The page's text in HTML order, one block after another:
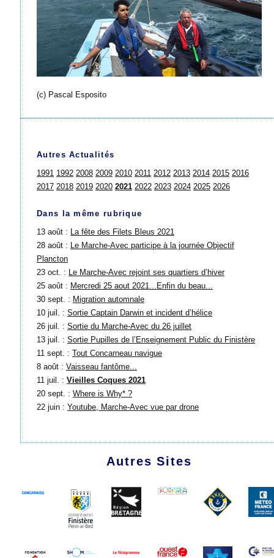
(c) Pascal Esposito
Autres Actualités
1991 1992 2008 2009 2010 2011 2012 2013 2014 2015 2016
2017 2018 2019 2020 2021 2022 2023 2024 2025 2026
Dans la même rubrique
13 août : La fête des Filets Bleus 2021
28 août : Le Marche-Avec participe à la journée Objectif
Plancton
23 oct. : Le Marche-Avec rejoint ses quartiers d’hiver
25 août : Mercredi 25 aout 2021...Enfin du beau...
30 sept. : Migration automnale
10 juil. : Sortie Captain Darwin et incident d’hélice
26 juil. : Sortie du Marche-Avec du 26 juillet
13 juil. : Sortie Pupilles de l’Enseignement Public du Finistère
11 sept. : Tout Concarneau navigue
8 août : Vaisseau fantôme...
11 juil. : Vieilles Coques 2021
20 sept. : Where is Why* ?
22 juin : Youtube, Marche-Avec vue par drone
Autres Sites